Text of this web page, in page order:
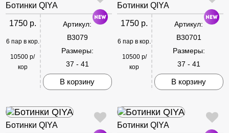
Ботинки QIYA
1750 р.
6 пар в кор.
10500 р/
кор
Артикул:
B3079
Размеры:
37 - 41
В корзину
Ботинки QIYA
1750 р.
6 пар в кор.
10500 р/
кор
Артикул:
B30701
Размеры:
37 - 41
В корзину
Ботинки QIYA Ботинки QIYA